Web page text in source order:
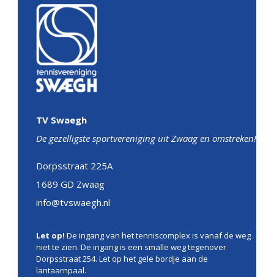
TV Swaegh
De gezelligste sportvereniging uit Zwaag en omstreken!
Dorpsstraat 225A
1689 GD Zwaag
info@tvswaegh.nl
Let op! De ingang van het tenniscomplex is vanaf de weg
niet te zien. De ingang is een smalle weg tegenover
Dorpsstraat 254. Let op het gele bordje aan de
lantaarnpaal.